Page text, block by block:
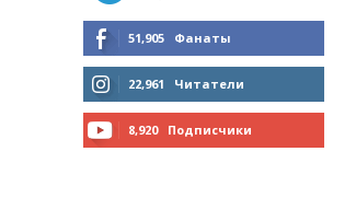
51,905 Фанаты
МНЕ НРАВИТСЯ
22,961 Читатели
8,920 Подписчики